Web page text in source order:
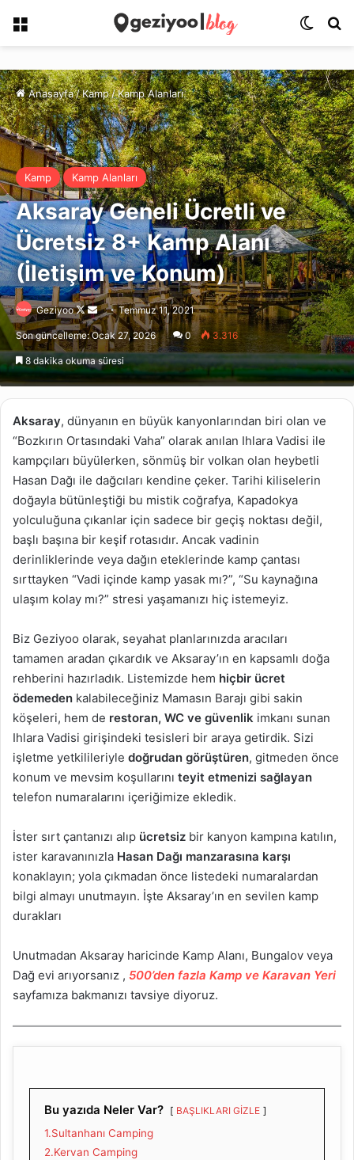
Menü Dış
Anasayfa/Kamp/Kamp Alanları
Kamp Kamp Alanları
Aksaray Geneli Ücretli ve
Ücretsiz 8+ Kamp Alanı
(İletişim ve Konum)
Geziyoo
Follow
on
X
Bir
e-
posta
göndermek
Temmuz 11, 2021
Son güncelleme: Ocak 27, 2026 0 3.316
8 dakika okuma süresi
Aksaray, dünyanın en büyük kanyonlarından biri olan ve
“Bozkırın Ortasındaki Vaha” olarak anılan Ihlara Vadisi ile
kampçıları büyülerken, sönmüş bir volkan olan heybetli
Hasan Dağı ile dağcıları kendine çeker. Tarihi kiliselerin
doğayla bütünleştiği bu mistik coğrafya, Kapadokya
yolculuğuna çıkanlar için sadece bir geçiş noktası değil,
başlı başına bir keşif rotasıdır. Ancak vadinin
derinliklerinde veya dağın eteklerinde kamp çantası
sırttayken “Vadi içinde kamp yasak mı?”, “Su kaynağına
ulaşım kolay mı?” stresi yaşamanızı hiç istemeyiz.
Biz Geziyoo olarak, seyahat planlarınızda aracıları
tamamen aradan çıkardık ve Aksaray’ın en kapsamlı doğa
rehberini hazırladık. Listemizde hem hiçbir ücret
ödemeden kalabileceğiniz Mamasın Barajı gibi sakin
köşeleri, hem de restoran, WC ve güvenlik imkanı sunan
Ihlara Vadisi girişindeki tesisleri bir araya getirdik. Sizi
işletme yetkilileriyle doğrudan görüştüren, gitmeden önce
konum ve mevsim koşullarını teyit etmenizi sağlayan
telefon numaralarını içeriğimize ekledik.
İster sırt çantanızı alıp ücretsiz bir kanyon kampına katılın,
ister karavanınızla Hasan Dağı manzarasına karşı
konaklayın; yola çıkmadan önce listedeki numaralardan
bilgi almayı unutmayın. İşte Aksaray’ın en sevilen kamp
durakları
Unutmadan Aksaray haricinde Kamp Alanı, Bungalov veya
Dağ evi arıyorsanız , 500’den fazla Kamp ve Karavan Yeri
sayfamıza bakmanızı tavsiye diyoruz.
Bu yazıda Neler Var? BAŞLIKLARI GİZLE
1.Sultanhanı Camping
2.Kervan Camping